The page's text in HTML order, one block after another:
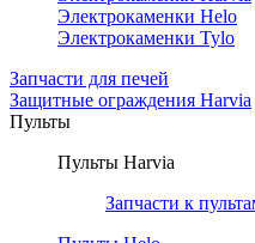
Электрокаменки Helo
Электрокаменки Tylo
Запчасти для печей
Защитные ограждения Harvia
Пульты
Пульты Harvia
Запчасти к